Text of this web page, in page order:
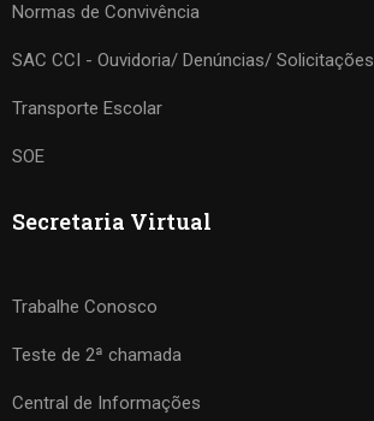
Normas de Convivência
SAC CCI - Ouvidoria/ Denúncias/ Solicitações
Transporte Escolar
SOE
Secretaria Virtual
Trabalhe Conosco
Teste de 2ª chamada
Central de Informações